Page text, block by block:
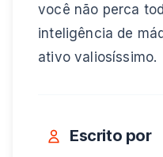
você não perca
inteligência de
ativo valiosíssimo.
Escrito por